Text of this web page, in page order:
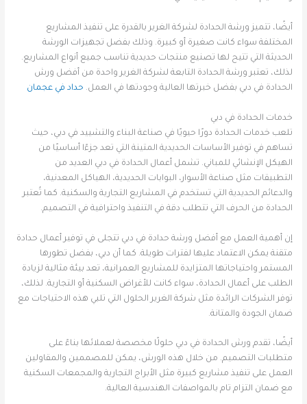
أيضًا، تتميز ورشة الحدادة لشركة الغرير بالقدرة على تنفيذ المشاريع
المختلفة سواء كانت صغيرة أو كبيرة. وذلك بفضل تجهيزات الورشة
الحديثة التي تتيح لها تصنيع منتجات حديدية تناسب جميع أنواع المشاريع.
لذلك، تعتبر ورشة الحدادة التابعة لشركة الغرير واحدة من أفضل ورش
الحدادة في دبي بفضل خبرتها العالية وجودتها في العمل. حداد في عجمان
خدمات الحدادة في دبي
تلعب خدمات الحدادة دورًا حيويًا في صناعة البناء والتشييد في دبي، حيث
تساهم في توفير الأساسات الحديدية المتينة التي تعد جزءًا أساسيًا من
الهيكل الإنشائي للمباني. تشمل أعمال الحدادة في دبي العديد من
التطبيقات مثل صناعة الأسوار، البوابات الحديدية، الهياكل المعدنية،
والدعائم الحديدية التي تستخدم في المشاريع التجارية والسكنية. كما تُعتبر
الحدادة من الحرف التي تتطلب دقة في التنفيذ واحترافية في التصميم.
إن أهمية العمل مع أفضل ورشة حدادة في دبي تتجلى في توفير أعمال حدادة
متقنة يمكن الاعتماد عليها لفترات طويلة. كما أن دبي، بفضل تطورها
المستمر واحتياجاتها المتزايدة للمشاريع العمرانية، تعد بيئة مثالية لزيادة
الطلب على أعمال الحدادة، سواء كانت للأغراض السكنية أو التجارية. لذلك،
توفر الشركات الرائدة مثل شركة الغرير الحلول التي تلبي هذه الاحتياجات مع
ضمان الجودة والمتانة.
أيضًا، تقدم ورش الحدادة في دبي حلولًا مخصصة لعملائها بناءً على
متطلبات التصميم. من خلال هذه الورش، يمكن للمصممين والمقاولين
العمل على تنفيذ مشاريع كبيرة مثل الأبراج التجارية والمجمعات السكنية
مع ضمان التزام تام بالمواصفات الهندسية العالية.